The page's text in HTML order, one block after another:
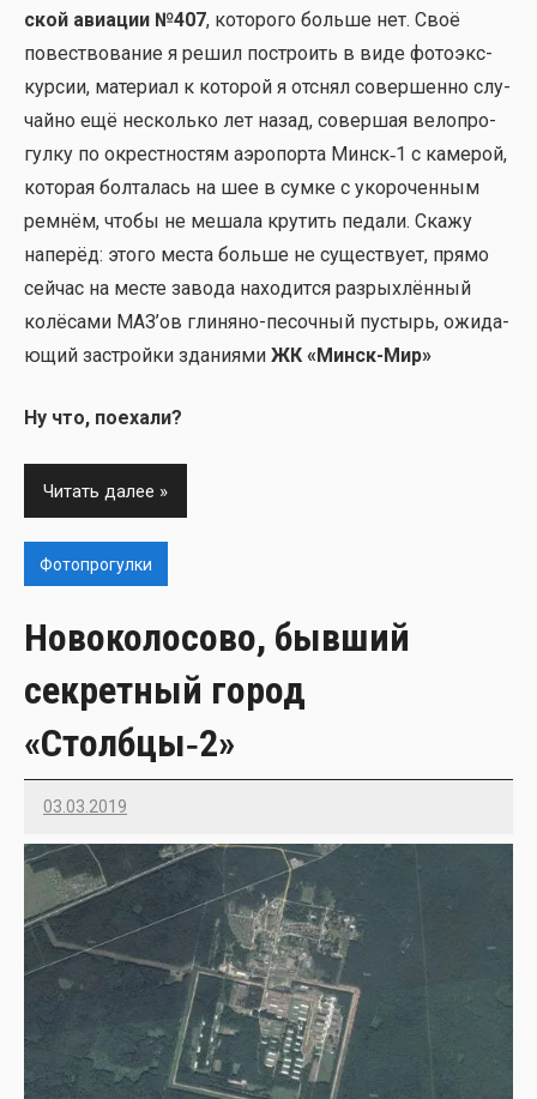
ской авиа­ции №407, кото­ро­го боль­ше нет. Своё
повест­во­ва­ние я решил постро­ить в виде фото­экс­
кур­сии, мате­ри­ал к кото­рой я отснял совер­шен­но слу­
чай­но ещё несколь­ко лет назад, совер­шая вело­про­
гул­ку по окрест­но­стям аэро­пор­та Минск‑1 с каме­рой,
кото­рая бол­та­лась на шее в сум­ке с уко­ро­чен­ным
рем­нём, что­бы не меша­ла кру­тить педа­ли. Ска­жу
напе­рёд: это­го места боль­ше не суще­ству­ет, пря­мо
сей­час на месте заво­да нахо­дит­ся раз­рых­лён­ный
колё­са­ми МАЗ’ов гли­ня­но-песоч­ный пустырь, ожи­да­
ю­щий застрой­ки зда­ни­я­ми ЖК «Минск-Мир»
Ну что, поеха­ли?
Читать далее
Фотопрогулки
Новоколосово, бывший
секретный город
«Столбцы‑2»
03.03.2019
Imatvey